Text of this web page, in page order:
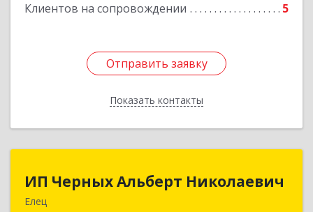
Клиентов на сопровождении 5
Отправить заявку
Показать контакты
Отправить заявку
Назад
ИП Черных Альберт Николаевич
Елец
ИП Черных Альберт Николаевич
399771, Липецкая обл, Елец г, Н.Гусевой ул, 56А